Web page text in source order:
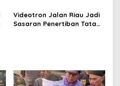
PDRB Terbesar
Videotron Jalan Riau Jadi
Sasaran Penertiban Tata